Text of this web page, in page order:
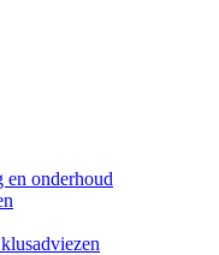
en onderhoud